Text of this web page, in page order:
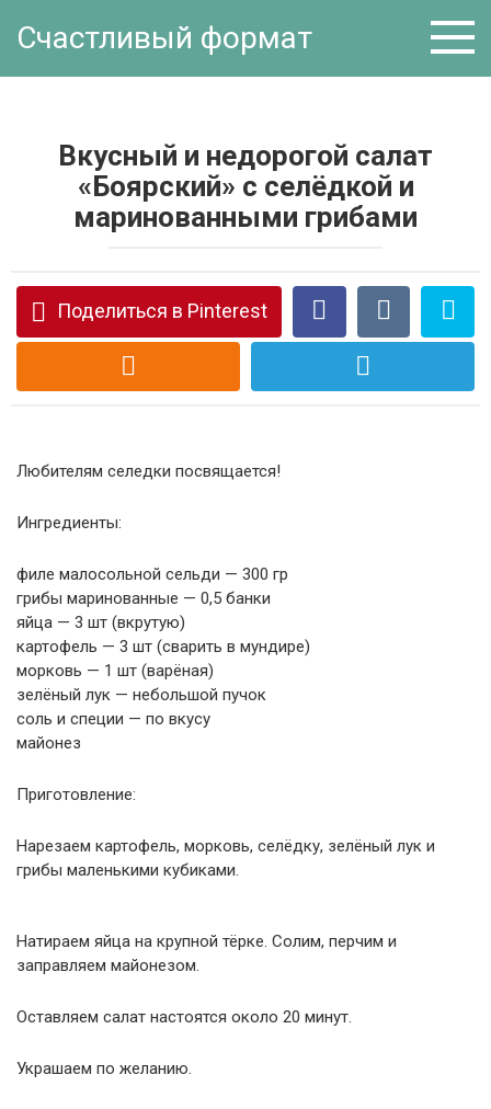
Счастливый формат
Вкусный и недорогой салат
«Боярский» с селёдкой и
маринованными грибами
Поделиться в Pinterest
Любителям селедки посвящается!
Ингредиенты:
филе малосольной сельди — 300 гр
грибы маринованные — 0,5 банки
яйца — 3 шт (вкрутую)
картофель — 3 шт (сварить в мундире)
морковь — 1 шт (варёная)
зелёный лук — небольшой пучок
соль и специи — по вкусу
майонез
Приготовление:
Нарезаем картофель, морковь, селёдку, зелёный лук и
грибы маленькими кубиками.
Натираем яйца на крупной тёрке. Солим, перчим и
заправляем майонезом.
Оставляем салат настоятся около 20 минут.
Украшаем по желанию.